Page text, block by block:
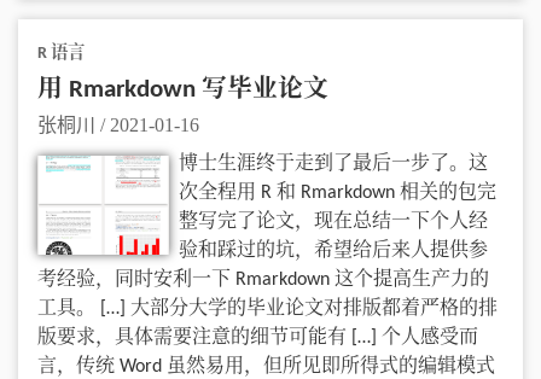
R 语言
用 Rmarkdown 写毕业论文
张桐川 / 2021-01-16
博士生涯终于走到了最后一步了。这
次全程用 R 和 Rmarkdown 相关的包完
整写完了论文，现在总结一下个人经
验和踩过的坑，希望给后来人提供参
考经验，同时安利一下 Rmarkdown 这个提高生产力的
工具。 […] 大部分大学的毕业论文对排版都着严格的排
版要求，具体需要注意的细节可能有 […] 个人感受而
言，传统 Word 虽然易用，但所见即所得式的编辑模式